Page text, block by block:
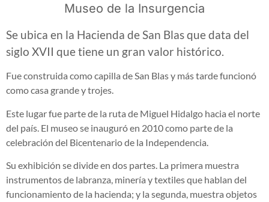
Museo de la Insurgencia
Se ubica en la Hacienda de San Blas que data del
siglo XVII que tiene un gran valor histórico.
Fue construida como capilla de San Blas y más tarde funcionó
como casa grande y trojes.
Este lugar fue parte de la ruta de Miguel Hidalgo hacia el norte
del país. El museo se inauguró en 2010 como parte de la
celebración del Bicentenario de la Independencia.
Su exhibición se divide en dos partes. La primera muestra
instrumentos de labranza, minería y textiles que hablan del
funcionamiento de la hacienda; y la segunda, muestra objetos